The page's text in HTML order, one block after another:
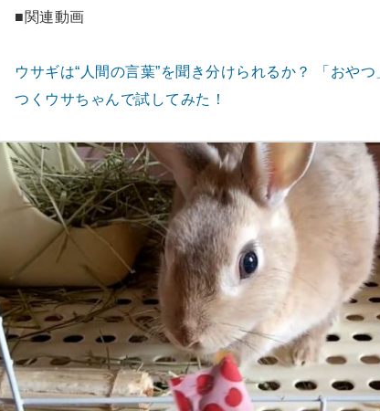
■関連動画
ウサギは“人間の言葉”を聞き分けられるか？ 「おや
つくウサちゃんで試してみた！